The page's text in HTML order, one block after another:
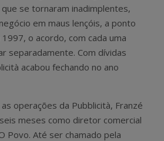
se tornaram inadimplentes,
em maus lençóis, a ponto
o acordo, com cada uma
separadamente. Com dívidas
acabou fechando no ano
operações da Pubblicità, Franzé
meses como diretor comercial
Povo. Até ser chamado pela